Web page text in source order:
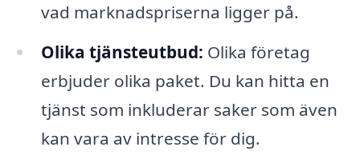
vad marknadspriserna ligger på.
Olika tjänsteutbud: Olika företag
erbjuder olika paket. Du kan hitta en
tjänst som inkluderar saker som även
kan vara av intresse för dig.